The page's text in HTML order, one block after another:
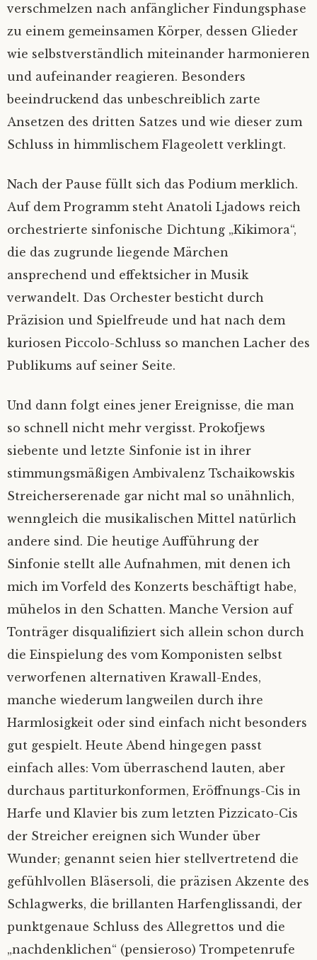
verschmelzen nach anfänglicher Findungsphase
zu einem gemeinsamen Körper, dessen Glieder
wie selbstverständlich miteinander harmonieren
und aufeinander reagieren. Besonders
beeindruckend das unbeschreiblich zarte
Ansetzen des dritten Satzes und wie dieser zum
Schluss in himmlischem Flageolett verklingt.
Nach der Pause füllt sich das Podium merklich.
Auf dem Programm steht Anatoli Ljadows reich
orchestrierte sinfonische Dichtung „Kikimora“,
die das zugrunde liegende Märchen
ansprechend und effektsicher in Musik
verwandelt. Das Orchester besticht durch
Präzision und Spielfreude und hat nach dem
kuriosen Piccolo-Schluss so manchen Lacher des
Publikums auf seiner Seite.
Und dann folgt eines jener Ereignisse, die man
so schnell nicht mehr vergisst. Prokofjews
siebente und letzte Sinfonie ist in ihrer
stimmungsmäßigen Ambivalenz Tschaikowskis
Streicherserenade gar nicht mal so unähnlich,
wenngleich die musikalischen Mittel natürlich
andere sind. Die heutige Aufführung der
Sinfonie stellt alle Aufnahmen, mit denen ich
mich im Vorfeld des Konzerts beschäftigt habe,
mühelos in den Schatten. Manche Version auf
Tonträger disqualifiziert sich allein schon durch
die Einspielung des vom Komponisten selbst
verworfenen alternativen Krawall-Endes,
manche wiederum langweilen durch ihre
Harmlosigkeit oder sind einfach nicht besonders
gut gespielt. Heute Abend hingegen passt
einfach alles: Vom überraschend lauten, aber
durchaus partiturkonformen, Eröffnungs-Cis in
Harfe und Klavier bis zum letzten Pizzicato-Cis
der Streicher ereignen sich Wunder über
Wunder; genannt seien hier stellvertretend die
gefühlvollen Bläsersoli, die präzisen Akzente des
Schlagwerks, die brillanten Harfenglissandi, der
punktgenaue Schluss des Allegrettos und die
„nachdenklichen“ (pensieroso) Trompetenrufe